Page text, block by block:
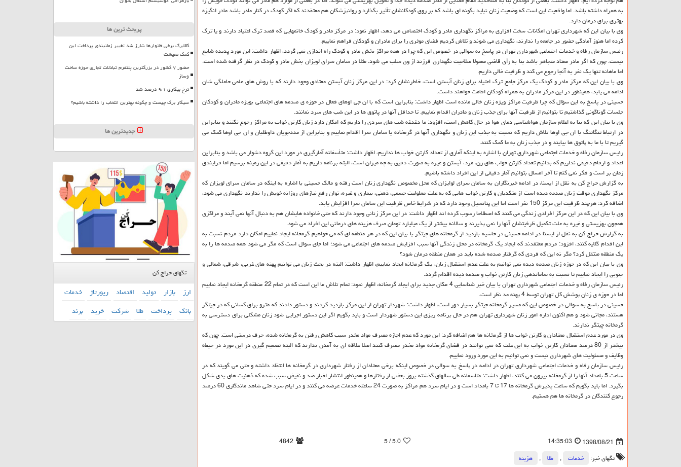
به همراه داشته باشد. اما واقعیت این است كه وضعیت زنان نباید بگونه ای باشد كه بر روی كودكانشان تأثیر بگذارد و روانپزشكان هم معتقدند كه اگر كودك در كنار مادر باشد مادر انگیزه
بهتری برای درمان دارد.
وی با بیان این كه شهرداری تهران امكانات سخت افزاری به مراكز نگهداری مادر و كودك اختصاص می دهد، اظهار نمود: در مركز مادر و كودك خانمهایی كه قصد ترك اعتیاد دارند و یا ترك
كرده اما هنوز آمادگی حضور در جامعه را ندارند، نگهداری می شوند و تلاش كردیم فضای موثری را برای مادران و كودكان فراهم نماییم.
رئیس سازمان رفاه و خدمات اجتماعی شهرداری تهران در پاسخ به سوالی در خصوص این كه چرا در همه مراكز بخش مادر و كودك راه اندازی نمی گردد، اظهار داشت: این مورد پدیده شایع
نیست. چون كه اگر مادر معتاد متجاهر باشد بنا به رأی قاضی معمولا صلاحیت نگهداری فرزند از وی سلب می شود. مثلا در سامان سرای لویزان بخش مادر و كودك در نظر گرفته شده است.
اما ماهانه تنها یك نفر به آنجا رجوع می كند و ظرفیت خالی داریم.
وی با بیان این كه مركز مادر و كودك یك مركز جامع ترك اعتیاد برای زنان آبستن است، خاطرنشان كرد: در این مركز زنان آبستن معتادی وجود دارند كه با روش های علمی حاملگی شان
ادامه می یابد، همینطور در این مركز مادران به همراه كودكان اقامت خواهند داشت.
حسینی در پاسخ به این سؤال كه چرا ظرفیت مراكز ویژه زنان خالی مانده است اظهار داشت: بنابراین است كه با ان جی اوهای فعال در حوزه ی صدمه های اجتماعی بویژه مادران و كودكان
جلسات گوناگونی گذاشتیم تا بتوانیم از ظرفیت آنها برای جذب زنان و مادران اقدام نماییم. تا حداقل آنها در پاتوق ها در این شب های سرد نمانند.
وی با بیان این كه بنا به اعلام سازمان هواشناسی دمای هوا در حال كاهش است، افزود: ما دغدغه شب های سردی را داریم كه امكان دارد زنان كارتن خواب به مراكز رجوع نكنند و بنابراین
در ارتباط تنگاتنگ با ان جی اوها تلاش داریم كه نسبت به جذب این زنان و نگهداری آنها در گرمخانه یا سامان سرا اقدام نماییم و بنابراین از مددجویان داوطلبان و ان جی اوها كمك می
گیریم تا با ما به پاتوق ها بیایند و در جذب زنان به ما كمك كنند.
رئیس سازمان رفاه و خدمات اجتماعی شهرداری تهران با اشاره به اینكه آماری از تعداد كارتن خواب ها نداریم، اظهار داشت: متأسفانه آمارگیری در مورد این گروه دشوار می باشد و بنابراین
اعداد و ارقام دقیقی نداریم كه بدانیم تعداد كارتن خواب های زن، مرد، آبستن و غیره به صورت دقیق به چه میزان است، البته برنامه داریم به آمار دقیقی در این زمینه برسیم اما فرایندی
زمان بر است و فكر نمی كنم تا آخر امسال بتوانیم آمار دقیقی از این افراد داشته باشیم.
به گزارش حراج كن به نقل از ایسنا، در ادامه خبرنگاران به سامان سرای لوایزان كه محل مخصوص نگهداری زنان است رفته و مالك حسینی با اشاره به اینكه در سامان سرای لویزان كه
مركز نگهداری موقت زنان صدمه دیده است از متكدیان و كارتن خواب هایی كه به علت معلولیت جسمی، ذهنی، بیماری و غیره، توان رفع نیازهای روزانه خویش را ندارند نگهداری می شود،
اضافه كرد: هرچند ظرفیت این مركز 150 نفر است اما این پتانسیل وجود دارد كه در شرایط خاص ظرفیت این سامان سرا افزایش یابد.
وی با بیان این كه در این مركز افرادی زندگی می كنند كه اصطلاحا رسوب كرده اند اظهار داشت: در این مركز زنانی وجود دارند كه حتی خانواده هایشان هم به دنبال آنها نمی آیند و مراكزی
همچون بهزیستی و غیره به علت تكمیل ظرفیتشان آنها را نمی پذیرند و سالانه بیشتر از یك میلیارد تومان صرف هزینه های درمانی این افراد می شود.
به گزارش حراج كن به نقل از ایسنا در ادامه حسینی در حاشیه بازدید از گرمخانه های چیتگر با بیان این كه در هر منطقه ای كه می خواهیم گرمخانه ایجاد نماییم امكان دارد مردم نسبت به
این اقدام گلایه كنند، افزود: مردم معتقدند كه ایجاد یك گرمخانه در محل زندگی آنها سبب افزایش صدمه های اجتماعی می شود؛ اما جای سوال است كه مگر می شود همه صدمه ها را به
یك منطقه منتقل كرد؟ مگر نه این كه فردی كه گرفتار صدمه شده باید در همان منطقه درمان شود؟
وی با بیان این كه در حوزه زنان صدمه دیده نمی توانیم به علت عدم استقبال زنان، یك گرمخانه ایجاد نماییم، اظهار داشت: البته در بحث زنان می توانیم پهنه های غربی، شرقی، شمالی و
جنوبی را ایجاد نماییم تا نسبت به ساماندهی زنان كارتن خواب و صدمه دیده اقدام گردد.
رئیس سازمان رفاه و خدمات اجتماعی شهرداری تهران با بیان خبر شناسایی 4 مكان جدید برای ایجاد گرمخانه، اظهار نمود: تمام تلاش ما این است كه در تمام 22 منطقه گرمخانه ایجاد نماییم
اما در حوزه ی زنان پوشش كل تهران توسط 4 پهنه مد نظر است.
حسینی در پاسخ به سوالی در خصوص این كه مسیر گرمخانه چیتگر بسیار دور است، اظهار داشت: شهردار تهران از این مركز بازدید كردند و دستور دادند كه مترو برای كسانی كه در چیتگر
هستند، مجانی شود و هم اكنون اداره امور زنان شهرداری تهران هم در حال برنامه ریزی این دستور شهردار است و باید بگویم اگر این دستور اجرایی شود زنان مشكلی برای دسترسی به
گرمخانه چیتگر ندارند.
وی در مورد عدم استقبال معتادان و كارتن خواب ها از گرمخانه ها هم اضافه كرد: این مورد كه عدم اجازه مصرف مواد مخدر سبب كاهش رفتن به گرمخانه شده، حرف درستی است. چون كه
بیشتر از 80 درصد معتادان كارتن خواب به این علت كه نمی توانند در فضای گرمخانه مواد مخدر مصرف كنند اصلا علاقه ای به آمدن ندارند كه البته تصمیم گیری در این مورد در حیطه
وظایف و مسئولیت های شهرداری نیست و نمی توانیم به این مورد ورود نماییم.
رئیس سازمان رفاه و خدمات اجتماعی شهرداری تهران در ادامه در پاسخ به سوالی در خصوص اینكه برخی معتادان از رفتار شهرداری در گرمخانه ها انتقاد داشته و حتی می گویند كه در
ساعت 5 بامداد آنها را از گرمخانه بیرون می كنند، اظهار داشت: متاسفانه طی سالهای گذشته بروز بعضی از رفتارها و همینطور انتشار اخبار ضد و نقیض سبب شده كه ذهنیت های بدی شكل
بگیرد. اما باید بگویم كه ساعت پذیرش گرمخانه ها 17 تا 7 بامداد است و در ایام سرد هم مراكز به صورت 24 ساعته خدمات عرضه می كنند و در ایام سرد حتی شاهد ماندگاری 60 درصد
رجوع كنندگان در گرمخانه ها هم هستیم.
1398/08/21
14:35:03
5.0
/ 5
4842
تگهای خبر:
خدمات , طلا ,
هزینه
پربحث ترین ها
کالابرگ برخی خانوارها شارژ شد تغییر زمانبندی پرداخت این
کمک معیشت
حضور ۷ کشور در بزرگترین پلتفرم تبادلات تجاری حوزه ساخت
وساز
نرخ بیکاری ۹،۱ درصد شد
سیگار برگ چیست و چگونه بهترین انتخاب را داشته باشیم؟
جدیدترین ها
تگهای حراج کن
ارز بازار تولید اقتصاد رپورتاژ خدمات
بانك پرداخت طلا شركت خرید برند